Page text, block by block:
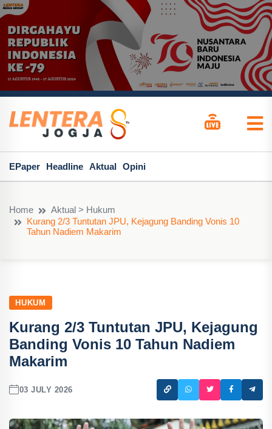
EPaper Headline Aktual Opini
Home
Aktual > Hukum
Kurang 2/3 Tuntutan JPU, Kejagung Banding Vonis 10
Tahun Nadiem Makarim
HUKUM
Kurang 2/3 Tuntutan JPU, Kejagung
Banding Vonis 10 Tahun Nadiem
Makarim
03 JULY 2026